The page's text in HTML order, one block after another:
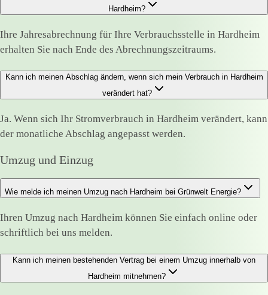
Hardheim?
Ihre Jahresabrechnung für Ihre Verbrauchsstelle in Hardheim
erhalten Sie nach Ende des Abrechnungszeitraums.
Kann ich meinen Abschlag ändern, wenn sich mein Verbrauch in Hardheim
verändert hat?
Ja. Wenn sich Ihr Stromverbrauch in Hardheim verändert, kann
der monatliche Abschlag angepasst werden.
Umzug und Einzug
Wie melde ich meinen Umzug nach Hardheim bei Grünwelt Energie?
Ihren Umzug nach Hardheim können Sie einfach online oder
schriftlich bei uns melden.
Kann ich meinen bestehenden Vertrag bei einem Umzug innerhalb von
Hardheim mitnehmen?